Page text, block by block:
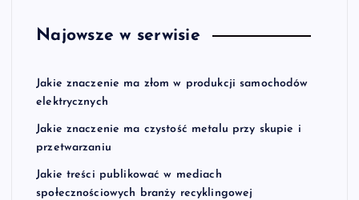
Najowsze w serwisie
Jakie znaczenie ma złom w produkcji samochodów
elektrycznych
Jakie znaczenie ma czystość metalu przy skupie i
przetwarzaniu
Jakie treści publikować w mediach
społecznościowych branży recyklingowej